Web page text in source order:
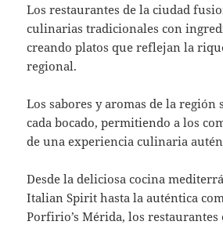
Los restaurantes de la ciudad
culinarias tradicionales con
creando platos que reflejan la
regional.
Los sabores y aromas de la región
cada bocado, permitiendo a los
de una experiencia culinaria
Desde la deliciosa cocina
Italian Spirit hasta la auténtica
Porfirio’s Mérida, los restaurantes